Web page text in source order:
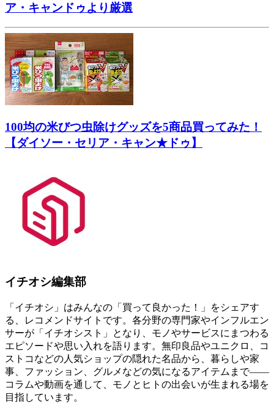
ア・キャンドゥより厳選
100均の米びつ虫除けグッズを5商品買ってみた！
【ダイソー・セリア・キャン★ドゥ】
イチオシ編集部
「イチオシ」はみんなの「買って良かった！」をシェアす
る、レコメンドサイトです。各分野の専門家やインフルエン
サーが「イチオシスト」となり、モノやサービスにまつわる
エピソードや思い入れを語ります。無印良品やユニクロ、コ
ストコなどの人気ショップの隠れた名品から、暮らしや家
事、ファッション、グルメなどの気になるアイテムまで――
コラムや動画を通して、モノとヒトの出会いが生まれる場を
目指しています。